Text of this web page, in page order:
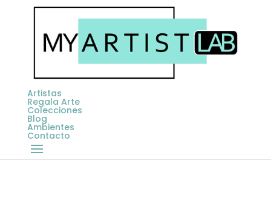
Artistas
Regala Arte
Colecciones
Blog
Ambientes
Contacto